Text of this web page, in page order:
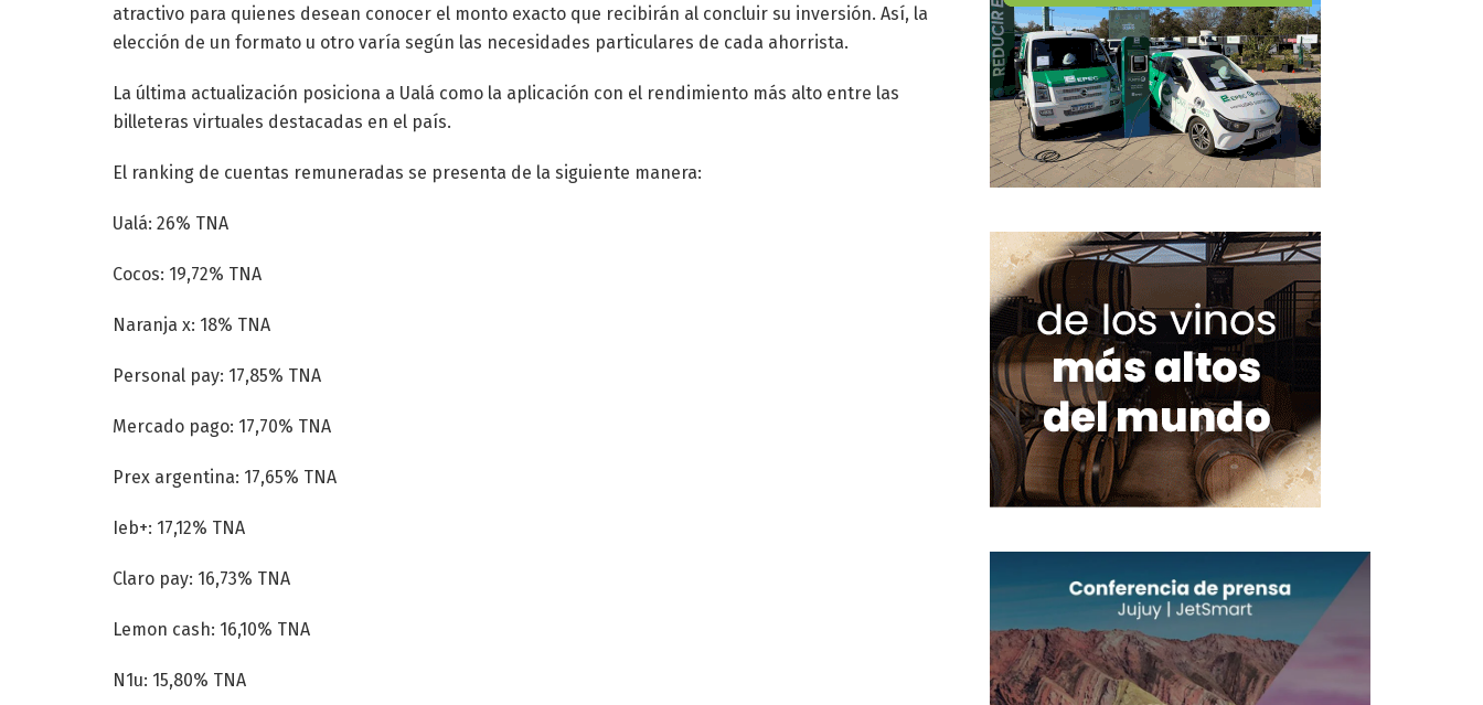
atractivo para quienes desean conocer el monto exacto que recibirán al concluir su inversión. Así, la
elección de un formato u otro varía según las necesidades particulares de cada ahorrista.
La última actualización posiciona a Ualá como la aplicación con el rendimiento más alto entre las
billeteras virtuales destacadas en el país.
El ranking de cuentas remuneradas se presenta de la siguiente manera:
Ualá: 26% TNA
Cocos: 19,72% TNA
Naranja x: 18% TNA
Personal pay: 17,85% TNA
Mercado pago: 17,70% TNA
Prex argentina: 17,65% TNA
Ieb+: 17,12% TNA
Claro pay: 16,73% TNA
Lemon cash: 16,10% TNA
N1u: 15,80% TNA